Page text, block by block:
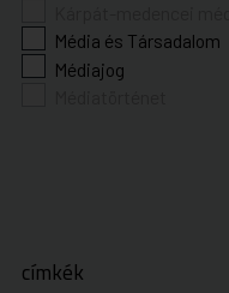
Média és Társadalom
Médiajog
címkék